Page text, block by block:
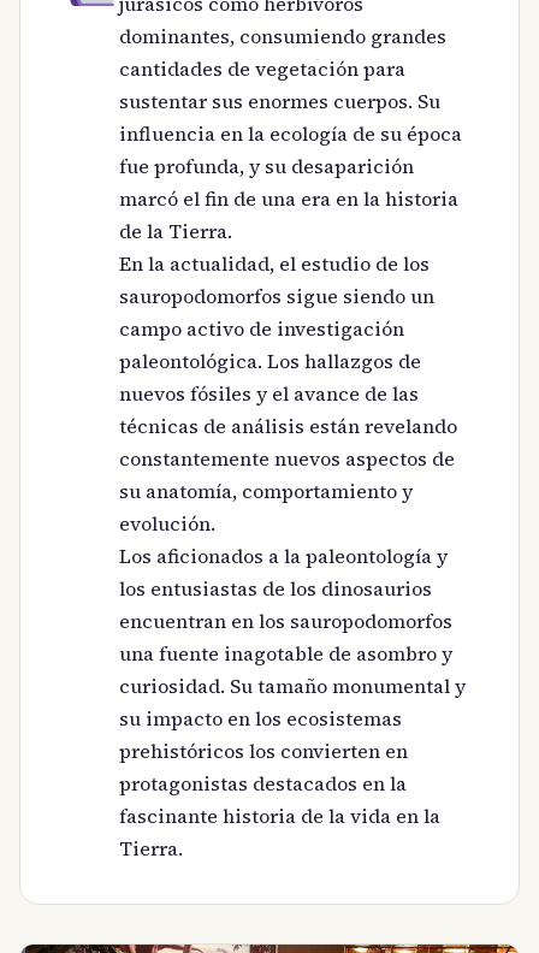
dominantes, consumiendo grandes
cantidades de vegetación para
sustentar sus enormes cuerpos. Su
influencia en la ecología de su época
fue profunda, y su desaparición
marcó el fin de una era en la historia
de la Tierra.
En la actualidad, el estudio de los
sauropodomorfos sigue siendo un
campo activo de investigación
paleontológica. Los hallazgos de
nuevos fósiles y el avance de las
técnicas de análisis están revelando
constantemente nuevos aspectos de
su anatomía, comportamiento y
evolución.
Los aficionados a la paleontología y
los entusiastas de los dinosaurios
encuentran en los sauropodomorfos
una fuente inagotable de asombro y
curiosidad. Su tamaño monumental y
su impacto en los ecosistemas
prehistóricos los convierten en
protagonistas destacados en la
fascinante historia de la vida en la
Tierra.